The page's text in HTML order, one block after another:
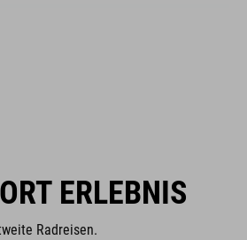
ERLEBNIS
Radreisen.